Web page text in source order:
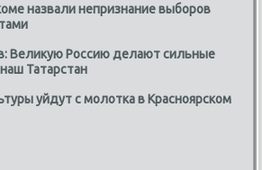
назвали непризнание выборов
Великую Россию делают сильные
Татарстан
уйдут с молотка в Красноярском